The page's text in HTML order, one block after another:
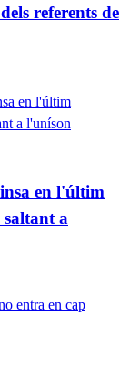
referents de
en l'últim
saltant a